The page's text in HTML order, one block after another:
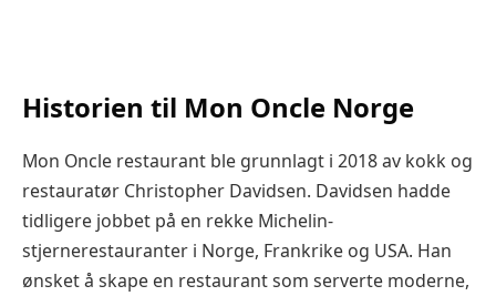
Historien til Mon Oncle Norge
Mon Oncle restaurant ble grunnlagt i 2018 av kokk og
restauratør Christopher Davidsen. Davidsen hadde
tidligere jobbet på en rekke Michelin-
stjernerestauranter i Norge, Frankrike og USA. Han
ønsket å skape en restaurant som serverte moderne,